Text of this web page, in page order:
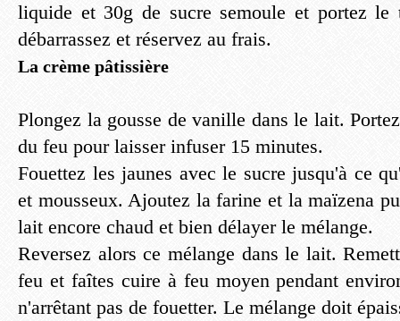
liquide et 30g de sucre semoule et portez
débarrassez et réservez au frais.
La crème pâtissière
Plongez la gousse de vanille dans le lait.
du feu pour laisser infuser 15 minutes.
Fouettez les jaunes avec le sucre jusqu'à ce
et mousseux. Ajoutez la farine et la maïzena
lait encore chaud et bien délayer le mélange.
Reversez alors ce mélange dans le lait.
feu et faîtes cuire à feu moyen pendant
n'arrêtant pas de fouetter. Le mélange doit